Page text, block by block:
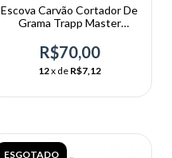
Escova Carvão Cortador De
Grama Trapp Master
R$70,00
12x de R$7,12
ESGOTADO